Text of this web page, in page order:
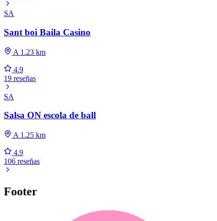
SA
Sant boi Baila Casino
A 1.23 km
4.9
19 reseñas
SA
Salsa ON escola de ball
A 1.25 km
4.9
106 reseñas
Footer